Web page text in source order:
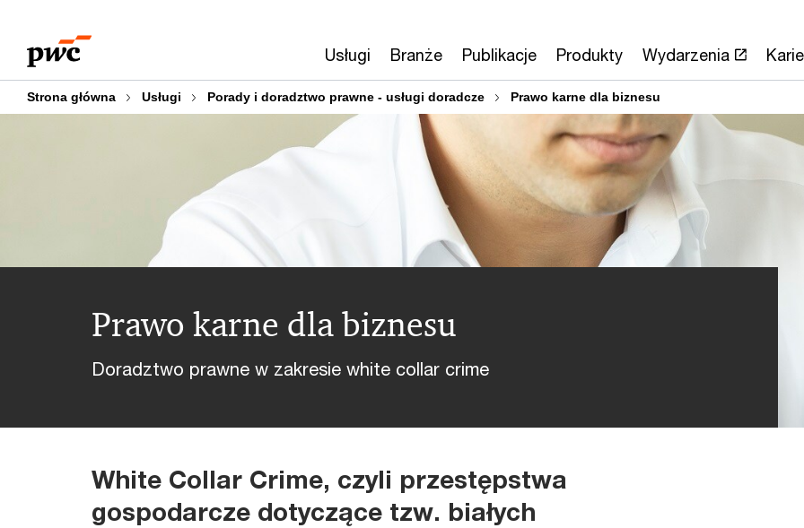
treści
stopki
Usługi Branże Publikacje Produkty Wydarzenia
Strona główna Usługi Porady i doradztwo prawne - usługi doradcze Prawo karne dla biznesu
Prawo karne dla biznesu
Doradztwo prawne w zakresie white collar crime
White Collar Crime, czyli przestępstwa
gospodarcze dotyczące tzw. białych